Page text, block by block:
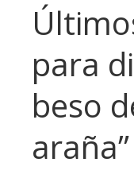
para
beso
araña”